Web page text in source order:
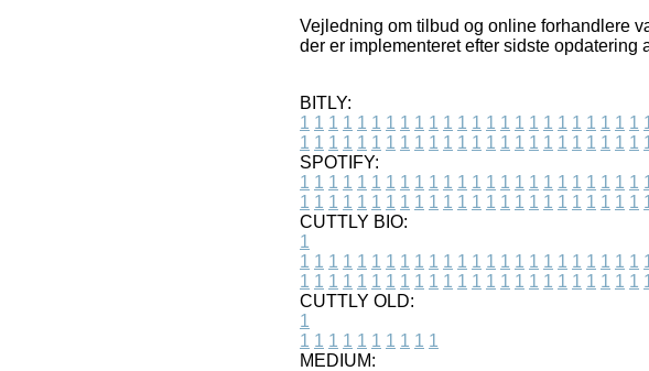
Vejledning om tilbud og online forhandlere
der er implementeret efter sidste opdatering
BITLY:
1 1 1 1 1 1 1 1 1 1 1 1 1 1 1 1 1 1 1 1 1 1 1 1
1 1 1 1 1 1 1 1 1 1 1 1 1 1 1 1 1 1 1 1 1 1 1 1
SPOTIFY:
1 1 1 1 1 1 1 1 1 1 1 1 1 1 1 1 1 1 1 1 1 1 1 1
1 1 1 1 1 1 1 1 1 1 1 1 1 1 1 1 1 1 1 1 1 1 1 1
CUTTLY BIO:
1
1 1 1 1 1 1 1 1 1 1 1 1 1 1 1 1 1 1 1 1 1 1 1 1
1 1 1 1 1 1 1 1 1 1 1 1 1 1 1 1 1 1 1 1 1 1 1 1
CUTTLY OLD:
1
1 1 1 1 1 1 1 1 1 1
MEDIUM: